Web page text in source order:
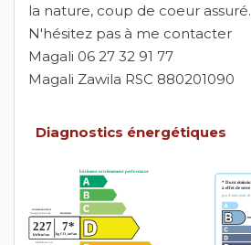
la nature, coup de coeur assuré.
N'hésitez pas à me contacter
Magali 06 27 32 91 77
Magali Zawila RSC 880201090
Diagnostics énergétiques